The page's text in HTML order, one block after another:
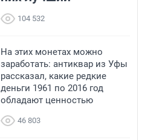
104 532
На этих монетах можно
заработать: антиквар из Уфы
рассказал, какие редкие
деньги 1961 по 2016 год
обладают ценностью
46 803